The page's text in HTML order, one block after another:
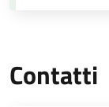
Contatti